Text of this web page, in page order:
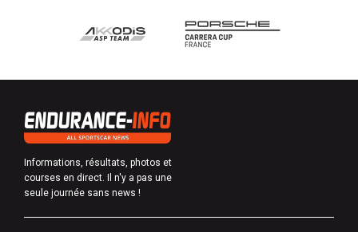
Informations, résultats, photos et
courses en direct. Il n'y a pas une
seule journée sans news !